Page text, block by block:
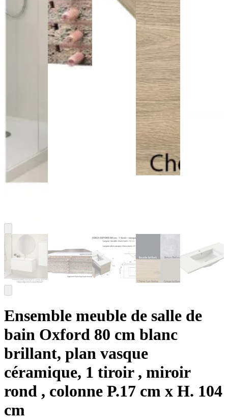
Ensemble meuble de salle de
bain Oxford 80 cm blanc
brillant, plan vasque
céramique, 1 tiroir , miroir
rond , colonne P.17 cm x H. 104
cm